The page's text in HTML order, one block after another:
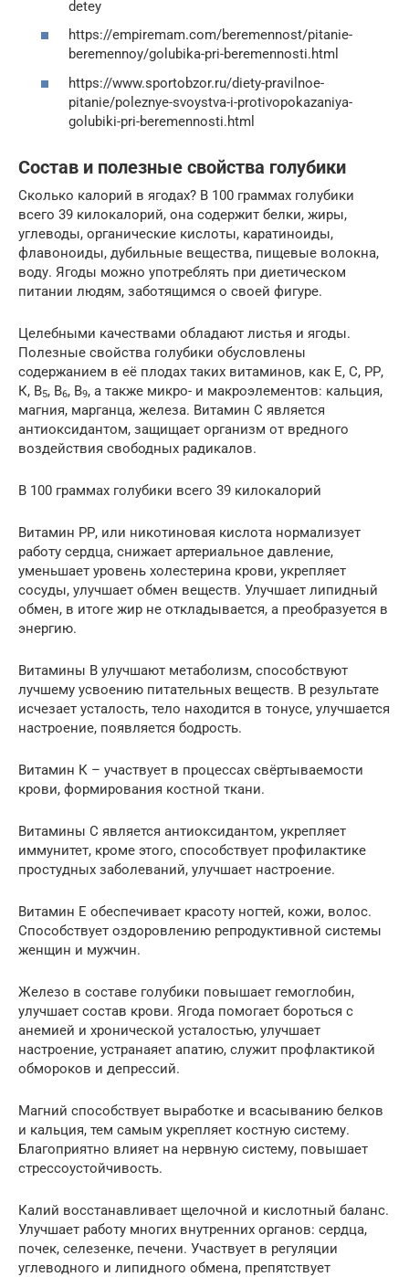
detey
https://empiremam.com/beremennost/pitanie-
beremennoy/golubika-pri-beremennosti.html
https://www.sportobzor.ru/diety-pravilnoe-
pitanie/poleznye-svoystva-i-protivopokazaniya-
golubiki-pri-beremennosti.html
Состав и полезные свойства голубики
Сколько калорий в ягодах? В 100 граммах голубики
всего 39 килокалорий, она содержит белки, жиры,
углеводы, органические кислоты, каратиноиды,
флавоноиды, дубильные вещества, пищевые волокна,
воду. Ягоды можно употреблять при диетическом
питании людям, заботящимся о своей фигуре.
Целебными качествами обладают листья и ягоды.
Полезные свойства голубики обусловлены
содержанием в её плодах таких витаминов, как Е, С, РР,
К, В5, В6, В9, а также микро- и макроэлементов: кальция,
магния, марганца, железа. Витамин С является
антиоксидантом, защищает организм от вредного
воздействия свободных радикалов.
В 100 граммах голубики всего 39 килокалорий
Витамин РР, или никотиновая кислота нормализует
работу сердца, снижает артериальное давление,
уменьшает уровень холестерина крови, укрепляет
сосуды, улучшает обмен веществ. Улучшает липидный
обмен, в итоге жир не откладывается, а преобразуется в
энергию.
Витамины B улучшают метаболизм, способствуют
лучшему усвоению питательных веществ. В результате
исчезает усталость, тело находится в тонусе, улучшается
настроение, появляется бодрость.
Витамин К – участвует в процессах свёртываемости
крови, формирования костной ткани.
Витамины С является антиоксидантом, укрепляет
иммунитет, кроме этого, способствует профилактике
простудных заболеваний, улучшает настроение.
Витамин E обеспечивает красоту ногтей, кожи, волос.
Способствует оздоровлению репродуктивной системы
женщин и мужчин.
Железо в составе голубики повышает гемоглобин,
улучшает состав крови. Ягода помогает бороться с
анемией и хронической усталостью, улучшает
настроение, устранаяет апатию, служит профлактикой
обмороков и депрессий.
Магний способствует выработке и всасыванию белков
и кальция, тем самым укрепляет костную систему.
Благоприятно влияет на нервную систему, повышает
стрессоустойчивость.
Калий восстанавливает щелочной и кислотный баланс.
Улучшает работу многих внутренних органов: сердца,
почек, селезенке, печени. Участвует в регуляции
углеводного и липидного обмена, препятствует